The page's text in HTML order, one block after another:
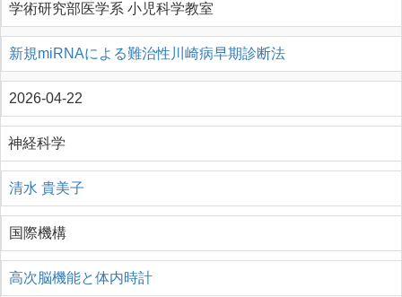
学術研究部医学系 小児科学教室
新規miRNAによる難治性川崎病早期診断法
2026-04-22
神経科学
清水 貴美子
国際機構
高次脳機能と体内時計